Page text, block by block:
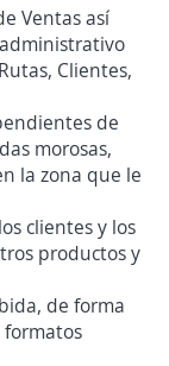
Ventas así
Clientes,
de
morosas,
la zona que le
clientes y los
productos y
de forma
formatos